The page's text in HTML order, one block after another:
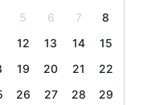
5 6 7
8
12 13 14
15
19 20 21
22
26 27 28
29